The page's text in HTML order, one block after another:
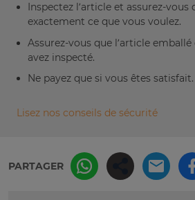
Inspectez l’article et assurez-vous
exactement ce que vous voulez.
Assurez-vous que l’article
avez inspecté.
Ne payez que si vous êtes satisfait.
Lisez nos conseils de sécurité
PARTAGER